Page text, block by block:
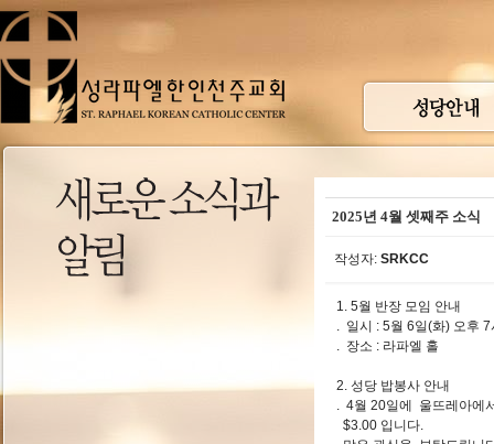
2025년 4월 셋째주 소식
작성자: SRKCC
1. 5월 반장 모임 안내
. 일시 : 5월 6일(화) 오
. 장소 : 라파엘 홀
2. 성당 밥봉사 안내
. 4월 20일에 울뜨레아에
$3.00 입니다.